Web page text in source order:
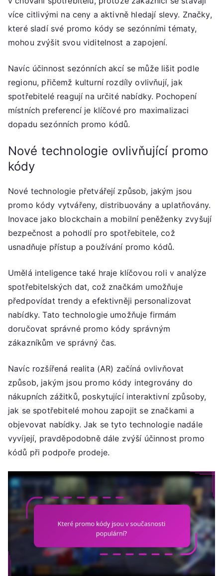
více citlivými na ceny a aktivně hledají slevy. Značky,
které sladí své promo kódy se sezónními tématy,
mohou zvýšit svou viditelnost a zapojení.
Navíc účinnost sezónních akcí se může lišit podle
regionu, přičemž kulturní rozdíly ovlivňují, jak
spotřebitelé reagují na určité nabídky. Pochopení
místních preferencí je klíčové pro maximalizaci
dopadu sezónních promo kódů.
Nové technologie ovlivňující promo
kódy
Nové technologie přetvářejí způsob, jakým jsou
promo kódy vytvářeny, distribuovány a uplatňovány.
Inovace jako blockchain a mobilní peněženky zvyšují
bezpečnost a pohodlí pro spotřebitele, což
usnadňuje přístup a používání promo kódů.
Umělá inteligence také hraje klíčovou roli v analýze
spotřebitelských dat, což značkám umožňuje
předpovídat trendy a efektivněji personalizovat
nabídky. Tato technologie umožňuje firmám
doručovat správné promo kódy správným
zákazníkům ve správný čas.
Navíc rozšířená realita (AR) začíná ovlivňovat
způsob, jakým jsou promo kódy integrovány do
nákupních zážitků, poskytující interaktivní způsoby,
jak se spotřebitelé mohou zapojit se značkami a
objevovat nabídky. Jak se tyto technologie nadále
vyvíjejí, pravděpodobně dále zvýší účinnost promo
kódů při podpoře prodeje.